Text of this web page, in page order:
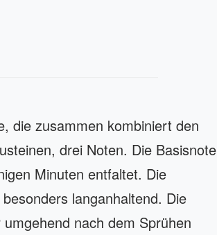
die zusammen kombiniert den
drei Noten. Die Basisnote
Minuten entfaltet. Die
langanhaltend. Die
nach dem Sprühen